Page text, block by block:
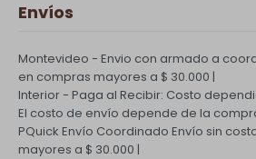
Envíos
Montevideo - Envio con armado a
en compras mayores a $ 30.000 |
Interior - Paga al Recibir: Costo
El costo de envío depende de la
PQuick Envío Coordinado Envío sin
mayores a $ 30.000 |